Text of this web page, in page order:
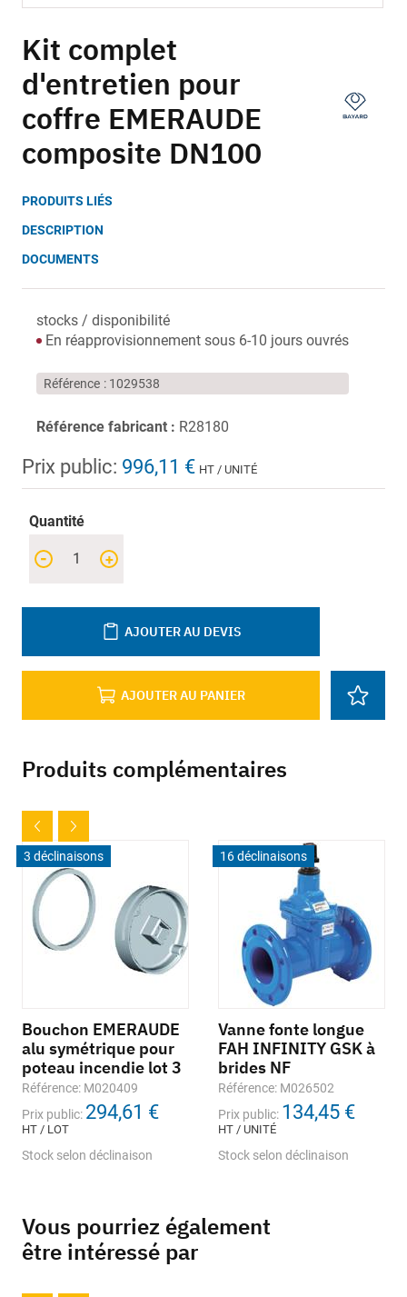
to
the
beginning
of
the
gallery
Kit complet
d'entretien pour
coffre EMERAUDE
composite DN100
PRODUITS LIÉS
DESCRIPTION
DOCUMENTS
stocks / disponibilité
En réapprovisionnement sous 6-10 jours ouvrés
Référence 1029538
Référence fabricant : R28180
Prix public: 996,11 € HT / UNITÉ
Quantité
+
-
AJOUTER AU PANIER
AJOUTER AU DEVIS
Produits complémentaires
3 déclinaisons
Bouchon EMERAUDE
alu symétrique pour
poteau incendie lot 3
Référence: M020409
Prix public: 294,61 €
HT / LOT
Stock selon déclinaison
16 déclinaisons
Vanne fonte longue
FAH INFINITY GSK à
brides NF
Référence: M026502
Prix public: 134,45 €
HT / UNITÉ
Stock selon déclinaison
Vous pourriez également
être intéressé par